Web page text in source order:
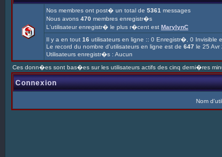
Nos membres ont post� un total de 5361 messages
Nous avons 470 membres enregistr�s
L'utilisateur enregistr� le plus r�cent est MarylynC
Il y a en tout 16 utilisateurs en ligne :: 0 Enregistr�, 0
Le record du nombre d'utilisateurs en ligne est de 647 le 25 Avr
Utilisateurs enregistr�s : Aucun
Ces donn�es sont bas�es sur les utilisateurs actifs des cinq derni�res
Connexion
Nom